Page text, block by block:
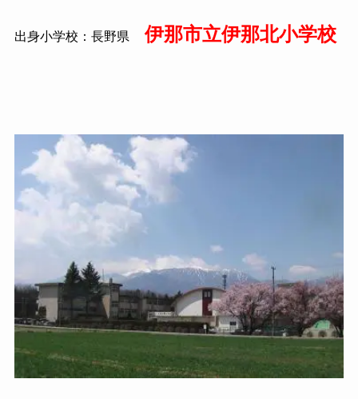
出身小学校：長野県 伊那市立伊那北小学校